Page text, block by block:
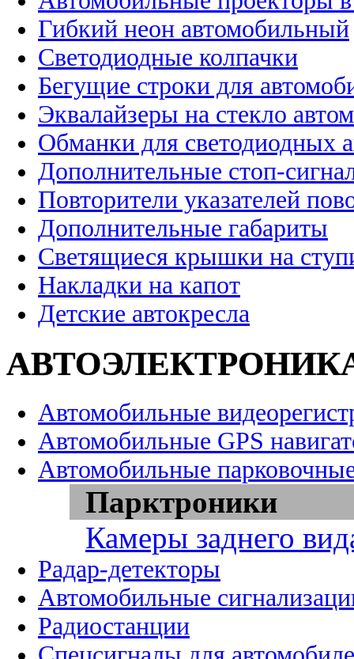
Гибкий неон автомобильный
Светодиодные колпачки
Бегущие строки для
Эквалайзеры на стекло
Обманки для светодиодных
Дополнительные стоп-
Повторители указателей
Дополнительные габариты
Светящиеся крышки на
Накладки на капот
Детские автокресла
Автомобильные
Автомобильные GPS
Автомобильные
Парктроники
Камеры заднего
Радар-детекторы
Автомобильные
Радиостанции